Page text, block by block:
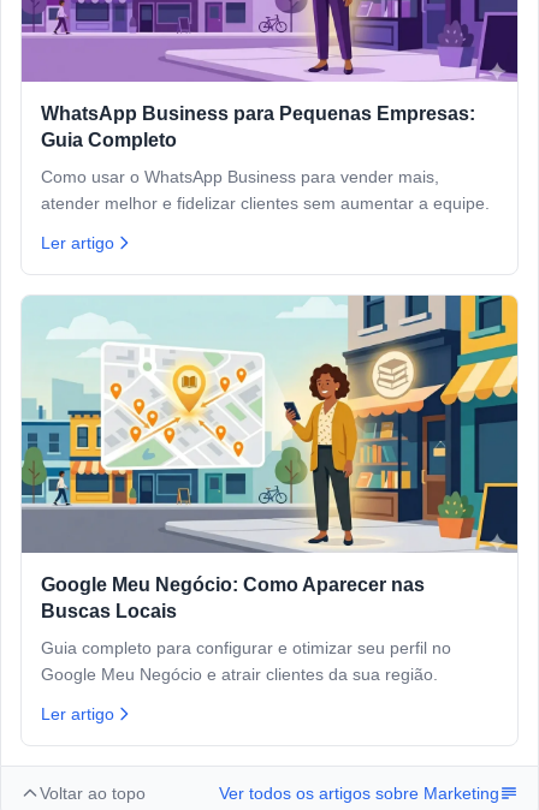
WhatsApp Business para Pequenas Empresas:
Guia Completo
Como usar o WhatsApp Business para vender mais,
atender melhor e fidelizar clientes sem aumentar a equipe.
Ler artigo
Google Meu Negócio: Como Aparecer nas
Buscas Locais
Guia completo para configurar e otimizar seu perfil no
Google Meu Negócio e atrair clientes da sua região.
Ler artigo
Voltar ao topo Ver todos os artigos sobre Marketing